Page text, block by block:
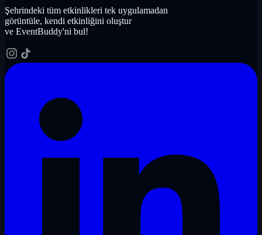
Şehrindeki tüm etkinlikleri tek uygulamadan
görüntüle, kendi etkinliğini oluştur
ve EventBuddy'ni bul!